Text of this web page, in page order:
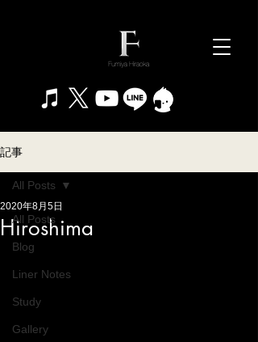
記事
All Posts
Blog
Liner Notes
Study
Gallery
All Posts
Hiroshima
2020年8月5日